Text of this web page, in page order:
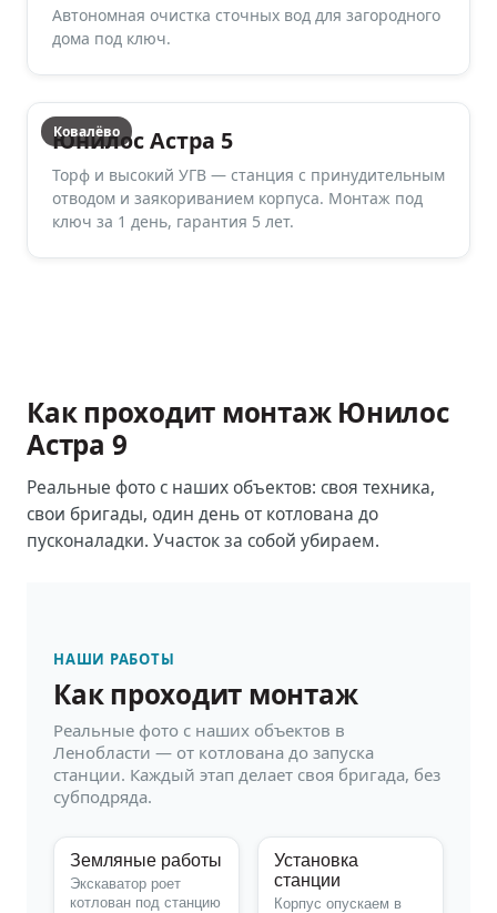
Автономная очистка сточных вод для загородного
дома под ключ.
Ковалёво
Юнилос Астра 5
Торф и высокий УГВ — станция с принудительным
отводом и заякориванием корпуса. Монтаж под
ключ за 1 день, гарантия 5 лет.
Как проходит монтаж Юнилос
Астра 9
Реальные фото с наших объектов: своя техника,
свои бригады, один день от котлована до
пусконаладки. Участок за собой убираем.
НАШИ РАБОТЫ
Как проходит монтаж
Реальные фото с наших объектов в
Ленобласти — от котлована до запуска
станции. Каждый этап делает своя бригада, без
субподряда.
Земляные работы
Экскаватор роет
котлован под станцию
Установка
станции
Корпус опускаем в